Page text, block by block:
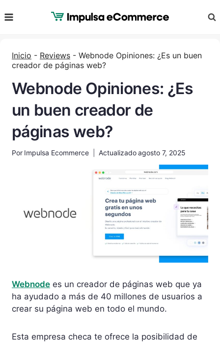
al
Inicio - Reviews - Webnode Opiniones: ¿Es un buen
creador de páginas web?
Webnode Opiniones: ¿Es
un buen creador de
páginas web?
Por Impulsa Ecommerce Actualizadoagosto 7, 2025
Webnode es un creador de páginas web que ya
ha ayudado a más de 40 millones de usuarios a
crear su página web en todo el mundo.
Esta empresa checa te ofrece la posibilidad de